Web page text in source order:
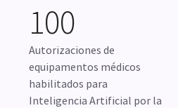
100
Autorizaciones de
equipamentos médicos
habilitados para
Inteligencia Artificial por la